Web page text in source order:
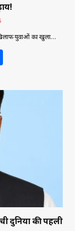
युवाओं का खुला…
ar
e
दुनिया की पहली